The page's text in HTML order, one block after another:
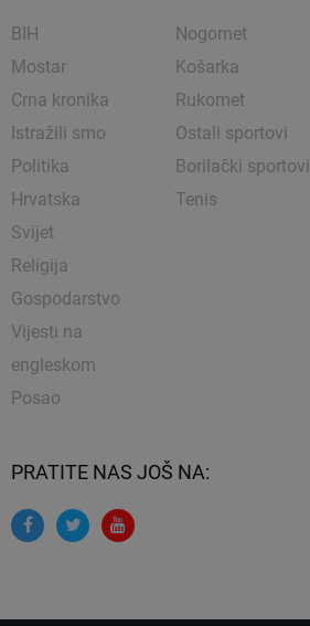
BIH
Mostar
Crna kronika
Istražili smo
Politika
Hrvatska
Svijet
Religija
Gospodarstvo
Vijesti na
engleskom
Posao
Nogomet
Košarka
Rukomet
Ostali sportovi
Borilački sportovi
Tenis
PRATITE NAS JOŠ NA: